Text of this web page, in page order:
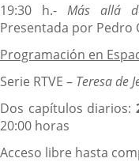
19:30 h.- Más allá
Presentada por Pedro
Programación en
Serie RTVE – Teresa de
Dos capítulos diarios:
20:00 horas
Acceso libre hasta